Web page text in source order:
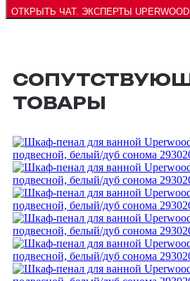
ОТКРЫТЬ ЧАТ. ЭКСПЕРТЫ
ТОВАРЫ